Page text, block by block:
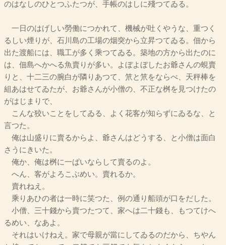
のはなしのひとつふたつが、手帳のはしに殘つてゐる。
一日のはげしい勞働につかれて、機械が吐くやうな、重つく
るしい煙りが、石川島の工場の烟突から立昇つてゐる。佃から
出た渡船には、職工が多く乘つてゐる。築地の方から出たのに
は、佃島へかへる魚賣りが多い。よぼよぼしたお爺さんの蜆賣
りと、十二三の腕白が隣りあつて、笊と笊をならべ、天秤棒を
組あはせてゐたが、お爺さんが小僧の、不正な桝を見つけたの
がはじまりで、
こんな狡いことをしてゐる、よく花客が知らずにゐるな、と
言つた。
俺は山盛りに賣るからよ、爺さんはどうする、と小僧は面白
さうにきいた。
俺か、俺は桝に一ぱいならして賣るのよ。
へん、客がよろこぶめい。賣れるか。
賣れねえ。
乘りあひの者は一時に笑つた、例の通り船頭が口をだした。
小僧、三十錢から賣つたつて、家へは二十錢も、もつてけへ
るめい、なあよ。
それはいけねえ。家で母親が當にしてゐるのだから、ちやん